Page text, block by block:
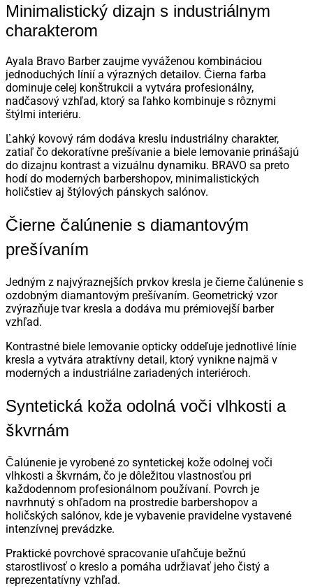
Minimalistický dizajn s industriálnym
charakterom
Ayala Bravo Barber zaujme vyváženou kombináciou
jednoduchých línií a výrazných detailov. Čierna farba
dominuje celej konštrukcii a vytvára profesionálny,
nadčasový vzhľad, ktorý sa ľahko kombinuje s rôznymi
štýlmi interiéru.
Ľahký kovový rám dodáva kreslu industriálny charakter,
zatiaľ čo dekoratívne prešívanie a biele lemovanie prinášajú
do dizajnu kontrast a vizuálnu dynamiku. BRAVO sa preto
hodí do moderných barbershopov, minimalistických
holičstiev aj štýlových pánskych salónov.
Čierne čalúnenie s diamantovým
prešívaním
Jedným z najvýraznejších prvkov kresla je čierne čalúnenie s
ozdobným diamantovým prešívaním. Geometrický vzor
zvýrazňuje tvar kresla a dodáva mu prémiovejší barber
vzhľad.
Kontrastné biele lemovanie opticky oddeľuje jednotlivé línie
kresla a vytvára atraktívny detail, ktorý vynikne najmä v
moderných a industriálne zariadených interiéroch.
Syntetická koža odolná voči vlhkosti a
škvrnám
Čalúnenie je vyrobené zo syntetickej kože odolnej voči
vlhkosti a škvrnám, čo je dôležitou vlastnosťou pri
každodennom profesionálnom používaní. Povrch je
navrhnutý s ohľadom na prostredie barbershopov a
holičských salónov, kde je vybavenie pravidelne vystavené
intenzívnej prevádzke.
Praktické povrchové spracovanie uľahčuje bežnú
starostlivosť o kreslo a pomáha udržiavať jeho čistý a
reprezentatívny vzhľad.